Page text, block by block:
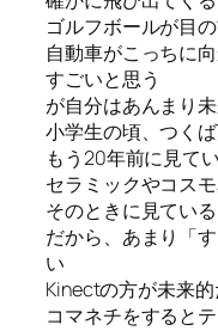
ゴルフボールが目
自動車がこっちに
すごいと思う
が自分はあんまり
小学生の頃、つく
もう20年前に見て
セラミックやコス
そのときに見ている
だから、あまり「
い
Kinectの方が未来
コマネチをすると